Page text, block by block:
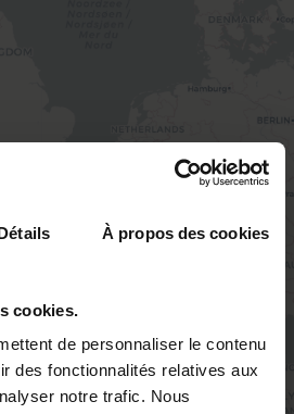
À propos des cookies
cookies.
de personnaliser le contenu
des fonctionnalités relatives aux
notre trafic. Nous
2